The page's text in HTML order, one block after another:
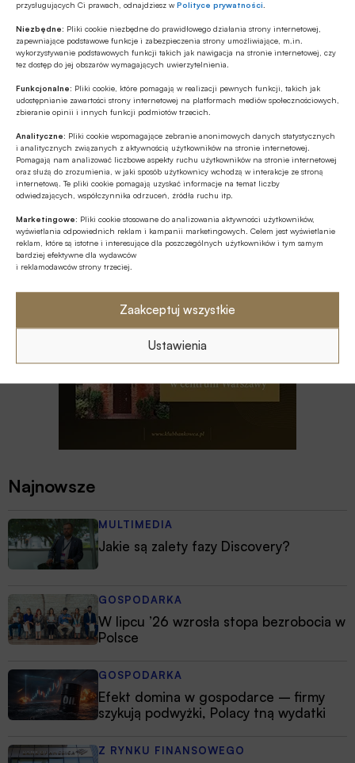
przysługujących Ci prawach, odnajdziesz wPolityce prywatności
Niezbędne: Pliki cookie niezbędne do prawidłowego działania strony internetowej,
zapewniające podstawowe funkcje i zabezpieczenia strony umożliwiające, m.in.
wykorzystywanie podstawowych funkcji takich jak nawigacja na stronie internetowej, czy
tez dostęp do jej obszarów wymagających uwierzytelnienia.
Funkcjonalne: Pliki cookie, które pomagają w realizacji pewnych funkcji, takich jak
udostępnianie zawartości strony internetowej na platformach mediów społecznościowych,
zbieranie opinii i innych funkcji podmiotów trzecich.
Analityczne: Pliki cookie wspomagające zebranie anonimowych danych statystycznych
i analitycznych związanych z aktywnością użytkowników na stronie internetowej.
Pomagają nam analizować liczbowe aspekty ruchu użytkowników na stronie internetowej
oraz służą do zrozumienia, w jaki sposób użytkownicy wchodzą w interakcje ze stroną
internetową. Te pliki cookie pomagają uzyskać informacje na temat liczby
odwiedzających, współczynnika odrzuceń, źródła ruchu itp.
Marketingowe: Pliki cookie stosowane do analizowania aktywności użytkowników,
wyświetlania odpowiednich reklam i kampanii marketingowych. Celem jest wyświetlanie
reklam, które są istotne i interesujące dla poszczególnych użytkowników i tym samym
bardziej efektywne dla wydawców
i reklamodawców strony trzeciej.
Zaakceptuj wszystkie
Ustawienia
Z RYNKU FINANSOWEGO
PKO BP o nowych zasadach
MULTIMEDIA
Na czym polega faza Discovery?
Z RYNKU FINANSOWEGO
polskiej gospodarce, programie SAFE i
polityce dual use
Najnowsze
MULTIMEDIA
Jakie są zalety fazy Discovery?
GOSPODARKA
W lipcu ’26 wzrosła stopa bezrobocia w
Polsce
GOSPODARKA
Efekt domina w gospodarce – firmy
szykują podwyżki, Polacy tną wydatki
Z RYNKU FINANSOWEGO